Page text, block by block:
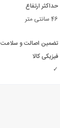
حداکثر ارتفاع
46 سانتی‌ متر
تضمین اصالت و سلامت
فیزیکی کالا
✓